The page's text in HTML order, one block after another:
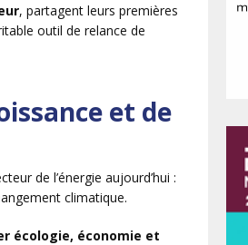
, partagent leurs premières
outil de relance de
et de
de l’énergie aujourd’hui :
climatique.
écologie, économie et